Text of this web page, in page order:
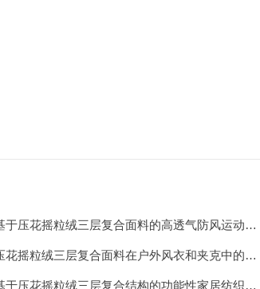
于压花摇粒绒三层复合面料的高透气防风运动服
花摇粒绒三层复合面料在户外风衣和夹克中的应
于压花摇粒绒三层复合结构的功能性家居纺织品